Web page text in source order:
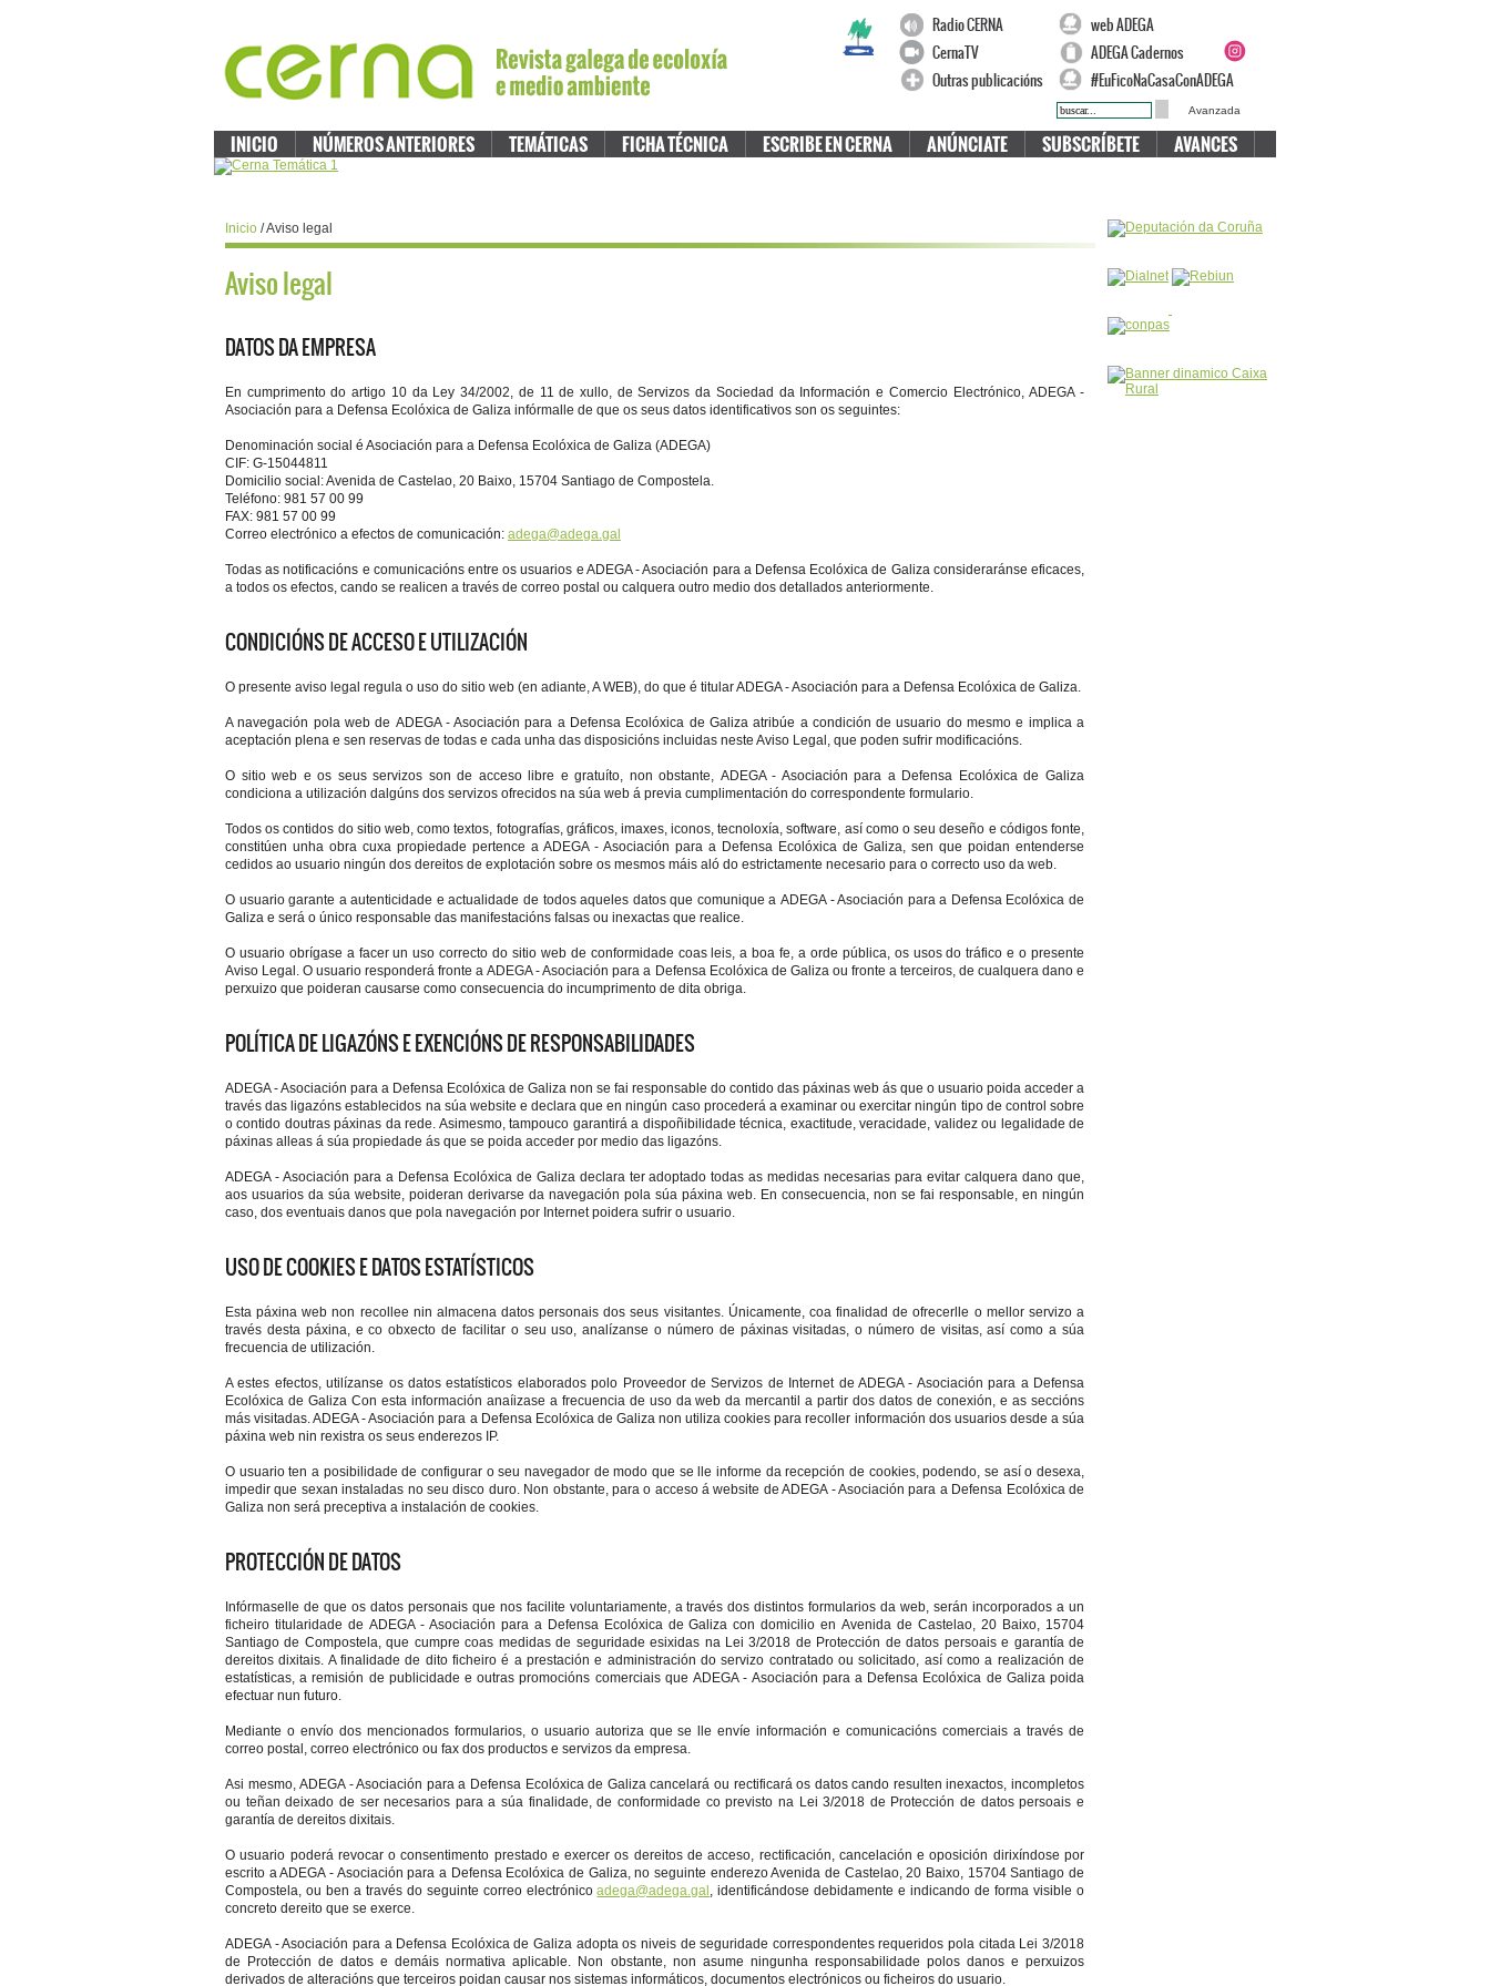
Radio CERNA
web ADEGA
CernaTV
ADEGA Cadernos
Outras publicacións
#EuFicoNaCasaConADEGA
Avanzada
INICIO NÚMEROS ANTERIORES TEMÁTICAS FICHA TÉCNICA ESCRIBE EN CERNA ANÚNCIATE SUBSCRÍBETE AVANCES
Inicio / Aviso legal
Aviso legal
DATOS DA EMPRESA
En cumprimento do artigo 10 da Ley 34/2002, de 11 de xullo, de Servizos da Sociedad da Información e Comercio Electrónico, ADEGA -
Asociación para a Defensa Ecolóxica de Galiza infórmalle de que os seus datos identificativos son os seguintes:
Denominación social é Asociación para a Defensa Ecolóxica de Galiza (ADEGA)
CIF: G-15044811
Domicilio social: Avenida de Castelao, 20 Baixo, 15704 Santiago de Compostela.
Teléfono: 981 57 00 99
FAX: 981 57 00 99
Correo electrónico a efectos de comunicación: adega@adega.gal
Todas as notificacións e comunicacións entre os usuarios e ADEGA - Asociación para a Defensa Ecolóxica de Galiza consideraránse eficaces,
a todos os efectos, cando se realicen a través de correo postal ou calquera outro medio dos detallados anteriormente.
CONDICIÓNS DE ACCESO E UTILIZACIÓN
O presente aviso legal regula o uso do sitio web (en adiante, A WEB), do que é titular ADEGA - Asociación para a Defensa Ecolóxica de Galiza.
A navegación pola web de ADEGA - Asociación para a Defensa Ecolóxica de Galiza atribúe a condición de usuario do mesmo e implica a
aceptación plena e sen reservas de todas e cada unha das disposicións incluidas neste Aviso Legal, que poden sufrir modificacións.
O sitio web e os seus servizos son de acceso libre e gratuíto, non obstante, ADEGA - Asociación para a Defensa Ecolóxica de Galiza
condiciona a utilización dalgúns dos servizos ofrecidos na súa web á previa cumplimentación do correspondente formulario.
Todos os contidos do sitio web, como textos, fotografías, gráficos, imaxes, iconos, tecnoloxía, software, así como o seu deseño e códigos fonte,
constitúen unha obra cuxa propiedade pertence a ADEGA - Asociación para a Defensa Ecolóxica de Galiza, sen que poidan entenderse
cedidos ao usuario ningún dos dereitos de explotación sobre os mesmos máis aló do estrictamente necesario para o correcto uso da web.
O usuario garante a autenticidade e actualidade de todos aqueles datos que comunique a ADEGA - Asociación para a Defensa Ecolóxica de
Galiza e será o único responsable das manifestacións falsas ou inexactas que realice.
O usuario obrígase a facer un uso correcto do sitio web de conformidade coas leis, a boa fe, a orde pública, os usos do tráfico e o presente
Aviso Legal. O usuario responderá fronte a ADEGA - Asociación para a Defensa Ecolóxica de Galiza ou fronte a terceiros, de cualquera dano e
perxuizo que poideran causarse como consecuencia do incumprimento de dita obriga.
POLÍTICA DE LIGAZÓNS E EXENCIÓNS DE RESPONSABILIDADES
ADEGA - Asociación para a Defensa Ecolóxica de Galiza non se fai responsable do contido das páxinas web ás que o usuario poida acceder a
través das ligazóns establecidos na súa website e declara que en ningún caso procederá a examinar ou exercitar ningún tipo de control sobre
o contido doutras páxinas da rede. Asimesmo, tampouco garantirá a dispoñibilidade técnica, exactitude, veracidade, validez ou legalidade de
páxinas alleas á súa propiedade ás que se poida acceder por medio das ligazóns.
ADEGA - Asociación para a Defensa Ecolóxica de Galiza declara ter adoptado todas as medidas necesarias para evitar calquera dano que,
aos usuarios da súa website, poideran derivarse da navegación pola súa páxina web. En consecuencia, non se fai responsable, en ningún
caso, dos eventuais danos que pola navegación por Internet poidera sufrir o usuario.
USO DE COOKIES E DATOS ESTATÍSTICOS
Esta páxina web non recollee nin almacena datos personais dos seus visitantes. Únicamente, coa finalidad de ofrecerlle o mellor servizo a
través desta páxina, e co obxecto de facilitar o seu uso, analízanse o número de páxinas visitadas, o número de visitas, así como a súa
frecuencia de utilización.
A estes efectos, utilízanse os datos estatísticos elaborados polo Proveedor de Servizos de Internet de ADEGA - Asociación para a Defensa
Ecolóxica de Galiza Con esta información anaíizase a frecuencia de uso da web da mercantil a partir dos datos de conexión, e as seccións
más visitadas. ADEGA - Asociación para a Defensa Ecolóxica de Galiza non utiliza cookies para recoller información dos usuarios desde a súa
páxina web nin rexistra os seus enderezos IP.
O usuario ten a posibilidade de configurar o seu navegador de modo que se lle informe da recepción de cookies, podendo, se así o desexa,
impedir que sexan instaladas no seu disco duro. Non obstante, para o acceso á website de ADEGA - Asociación para a Defensa Ecolóxica de
Galiza non será preceptiva a instalación de cookies.
PROTECCIÓN DE DATOS
Infórmaselle de que os datos personais que nos facilite voluntariamente, a través dos distintos formularios da web, serán incorporados a un
ficheiro titularidade de ADEGA - Asociación para a Defensa Ecolóxica de Galiza con domicilio en Avenida de Castelao, 20 Baixo, 15704
Santiago de Compostela, que cumpre coas medidas de seguridade esixidas na Lei 3/2018 de Protección de datos persoais e garantía de
dereitos dixitais. A finalidade de dito ficheiro é a prestación e administración do servizo contratado ou solicitado, así como a realización de
estatísticas, a remisión de publicidade e outras promocións comerciais que ADEGA - Asociación para a Defensa Ecolóxica de Galiza poida
efectuar nun futuro.
Mediante o envío dos mencionados formularios, o usuario autoriza que se lle envíe información e comunicacións comerciais a través de
correo postal, correo electrónico ou fax dos productos e servizos da empresa.
Asi mesmo, ADEGA - Asociación para a Defensa Ecolóxica de Galiza cancelará ou rectificará os datos cando resulten inexactos, incompletos
ou teñan deixado de ser necesarios para a súa finalidade, de conformidade co previsto na Lei 3/2018 de Protección de datos persoais e
garantía de dereitos dixitais.
O usuario poderá revocar o consentimento prestado e exercer os dereitos de acceso, rectificación, cancelación e oposición dirixíndose por
escrito a ADEGA - Asociación para a Defensa Ecolóxica de Galiza, no seguinte enderezo Avenida de Castelao, 20 Baixo, 15704 Santiago de
Compostela, ou ben a través do seguinte correo electrónicoadega@adega.gal , identificándose debidamente e indicando de forma visible o
concreto dereito que se exerce.
ADEGA - Asociación para a Defensa Ecolóxica de Galiza adopta os niveis de seguridade correspondentes requeridos pola citada Lei 3/2018
de Protección de datos e demáis normativa aplicable. Non obstante, non asume ningunha responsabilidade polos danos e perxuizos
derivados de alteracións que terceiros poidan causar nos sistemas informáticos, documentos electrónicos ou ficheiros do usuario.